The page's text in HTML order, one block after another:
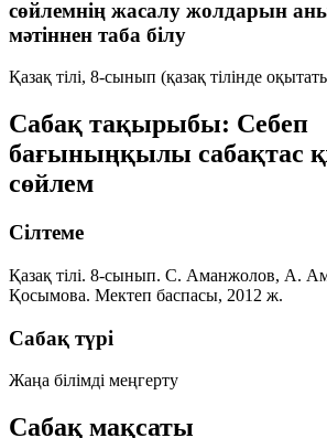
сөйлемнің жасалу жолдарын
мәтіннен таба білу
Қазақ тілі, 8-сынып (қазақ тілінде
Сабақ тақырыбы: Себеп
бағыныңқылы сабақтас
сөйлем
Сілтеме
Қазақ тілі. 8-сынып. С. Аманжолов, А.
Қосымова. Мектеп баспасы, 2012 ж.
Сабақ түрі
Жаңа білімді меңгерту
Сабақ мақсаты